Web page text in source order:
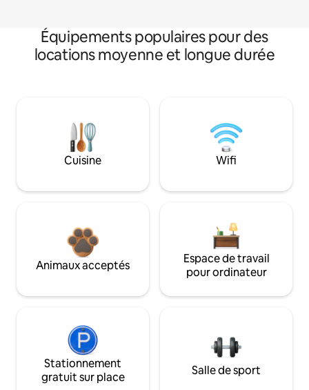
Équipements populaires pour des
locations moyenne et longue durée
Cuisine Wifi
Animaux acceptés
Espace de travail
pour ordinateur
Stationnement
gratuit sur place
Salle de sport